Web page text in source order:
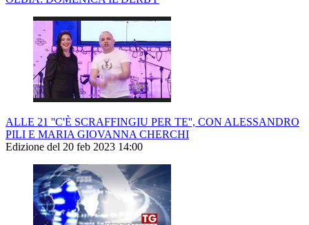
ALLE 21 ''C'È SCRAFFINGIU PER TE'', CON ALESSANDRO
PILI E MARIA GIOVANNA CHERCHI
Edizione del 20 feb 2023 14:00